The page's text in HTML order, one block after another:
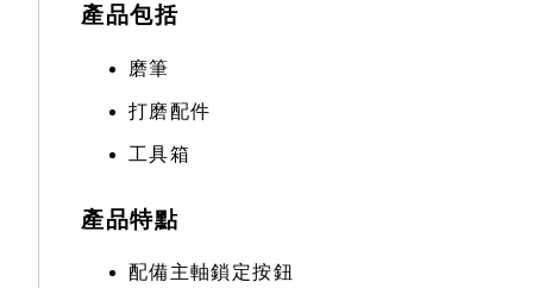
產品包括
磨筆
打磨配件
工具箱
產品特點
配備主軸鎖定按鈕